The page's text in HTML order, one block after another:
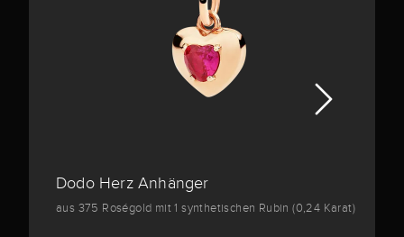
Dodo Herz Anhänger
aus 375 Roségold mit 1 synthetischen Rubin (0,24 Karat)